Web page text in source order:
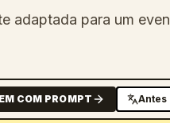
adaptada para um
COM PROMPT Antes